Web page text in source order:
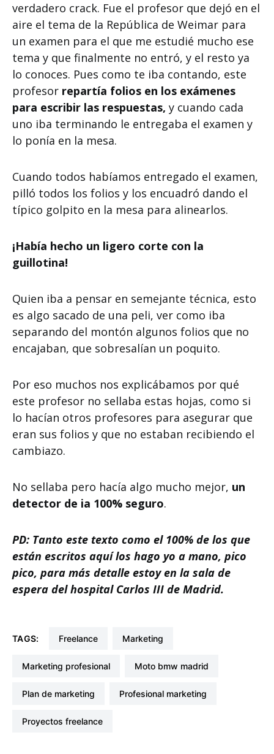
verdadero crack. Fue el profesor que dejó en el
aire el tema de la República de Weimar para
un examen para el que me estudié mucho ese
tema y que finalmente no entró, y el resto ya
lo conoces. Pues como te iba contando, este
profesor repartía folios en los exámenes
para escribir las respuestas, y cuando cada
uno iba terminando le entregaba el examen y
lo ponía en la mesa.
Cuando todos habíamos entregado el examen,
pilló todos los folios y los encuadró dando el
típico golpito en la mesa para alinearlos.
¡Había hecho un ligero corte con la
guillotina!
Quien iba a pensar en semejante técnica, esto
es algo sacado de una peli, ver como iba
separando del montón algunos folios que no
encajaban, que sobresalían un poquito.
Por eso muchos nos explicábamos por qué
este profesor no sellaba estas hojas, como si
lo hacían otros profesores para asegurar que
eran sus folios y que no estaban recibiendo el
cambiazo.
No sellaba pero hacía algo mucho mejor, un
detector de ia 100% seguro.
PD: Tanto este texto como el 100% de los que
están escritos aquí los hago yo a mano, pico
pico, para más detalle estoy en la sala de
espera del hospital Carlos III de Madrid.
TAGS: freelance marketing
marketing profesional moto bmw madrid
plan de marketing profesional marketing
proyectos freelance